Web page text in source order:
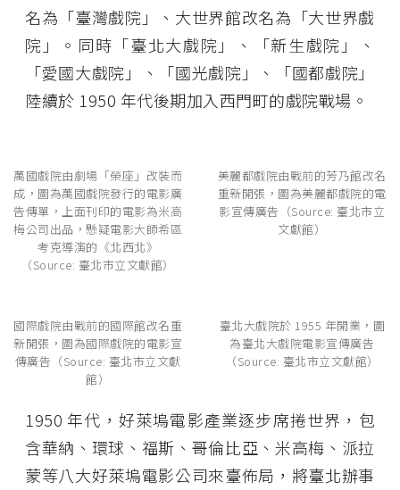
名為「臺灣戲院」、大世界館改名為「大世界戲
院」。同時「臺北大戲院」、「新生戲院」、
「愛國大戲院」、「國光戲院」、「國都戲院」
陸續於 1950 年代後期加入西門町的戲院戰場。
萬國戲院由劇場「榮座」改裝而
成，圖為萬國戲院發行的電影廣
告傳單，上面刊印的電影為米高
梅公司出品，懸疑電影大師希區
考克導演的《北西北》
（Source: 臺北市立文獻館）
美麗都戲院由戰前的芳乃館改名
重新開張，圖為美麗都戲院的電
影宣傳廣告（Source: 臺北市立
文獻館）
國際戲院由戰前的國際館改名重
新開張，圖為國際戲院的電影宣
傳廣告（Source: 臺北市立文獻
館）
臺北大戲院於 1955 年開業，圖
為臺北大戲院電影宣傳廣告
（Source: 臺北市立文獻館）
1950 年代，好萊塢電影產業逐步席捲世界，包
含華納、環球、福斯、哥倫比亞、米高梅、派拉
蒙等八大好萊塢電影公司來臺佈局，將臺北辦事